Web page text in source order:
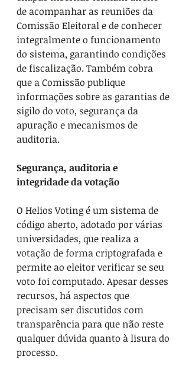
de acompanhar as reuniões da
Comissão Eleitoral e de conhecer
integralmente o funcionamento
do sistema, garantindo condições
de fiscalização. Também cobra
que a Comissão publique
informações sobre as garantias de
sigilo do voto, segurança da
apuração e mecanismos de
auditoria.
Segurança, auditoria e
integridade da votação
O Helios Voting é um sistema de
código aberto, adotado por várias
universidades, que realiza a
votação de forma criptografada e
permite ao eleitor verificar se seu
voto foi computado. Apesar desses
recursos, há aspectos que
precisam ser discutidos com
transparência para que não reste
qualquer dúvida quanto à lisura do
processo.